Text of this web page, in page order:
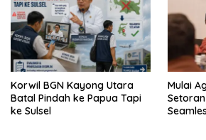
Korwil BGN Kayong Utara
Batal Pindah ke Papua Tapi
ke Sulsel
Mulai